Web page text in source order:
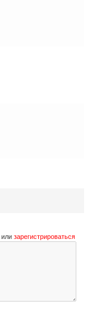
или зарегистрироваться